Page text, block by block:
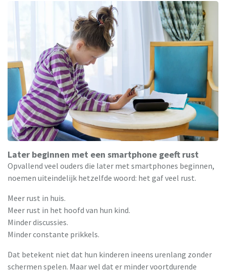
Later beginnen met een smartphone geeft rust
Opvallend veel ouders die later met smartphones beginnen,
noemen uiteindelijk hetzelfde woord: het gaf veel rust.
Meer rust in huis.
Meer rust in het hoofd van hun kind.
Minder discussies.
Minder constante prikkels.
Dat betekent niet dat hun kinderen ineens urenlang zonder
schermen spelen. Maar wel dat er minder voortdurende